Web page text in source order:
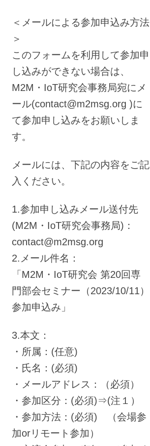
＜メールによる参加申込み方法
＞
このフォームを利用して参加申
し込みができない場合は、
M2M・IoT研究会事務局宛にメ
ール(contact@m2msg.org )に
て参加申し込みをお願いしま
す。
メールには、下記の内容をご記
入ください。
1.参加申し込みメール送付先
(M2M・IoT研究会事務局)：
contact@m2msg.org
2.メール件名：
「M2M・IoT研究会 第20回専
門部会セミナー（2023/10/11）
参加申込み」
3.本文：
・所属：(任意)
・氏名：(必須)
・メールアドレス：（必須）
・参加区分：(必須)⇒(注１）
・参加方法：(必須) （会場参
加orリモート参加）